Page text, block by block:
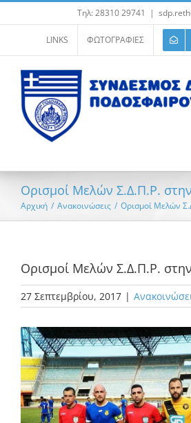
στο
περιεχόμενο
Τηλ: 28310 29741 |
LINKS ΦΩΤΟΓΡΑΦΙΕΣ
Ορισμοί Μελών Σ.Δ.Π.Ρ. στην
Αρχική / Ανακοινώσεις / Ορισμοί Μελών
Ορισμοί Μελών Σ.Δ.Π.Ρ. στην
27 Σεπτεμβρίου, 2017 |
Προβολή
μεγαλύτερης
εικόνας